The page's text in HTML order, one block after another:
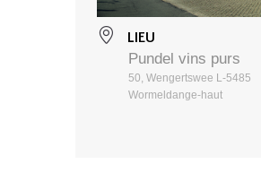
LIEU
Pundel vins purs
50, Wengertswee L-5485
Wormeldange-haut